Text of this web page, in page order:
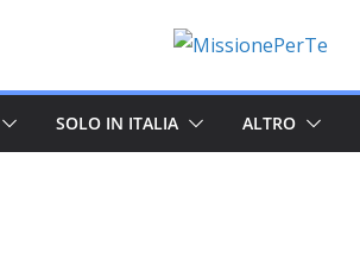
SOLO IN ITALIA ALTRO